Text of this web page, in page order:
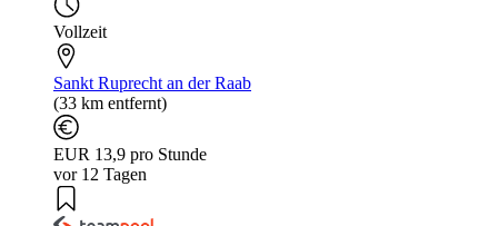
Vollzeit
Sankt Ruprecht an der Raab
(33 km entfernt)
EUR 13,9 pro Stunde
vor 12 Tagen